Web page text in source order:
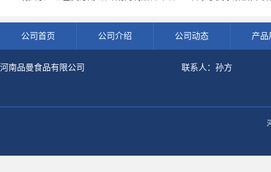
公司首页 公司介绍 公司动态 产品
河南品曼食品有限公司 联系人：孙方